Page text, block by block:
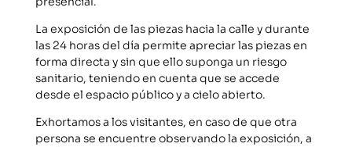
La exposición de las piezas hacia la calle y durante
las 24 horas del día permite apreciar las piezas en
forma directa y sin que ello suponga un riesgo
sanitario, teniendo en cuenta que se accede
desde el espacio público y a cielo abierto.
Exhortamos a los visitantes, en caso de que otra
persona se encuentre observando la exposición, a